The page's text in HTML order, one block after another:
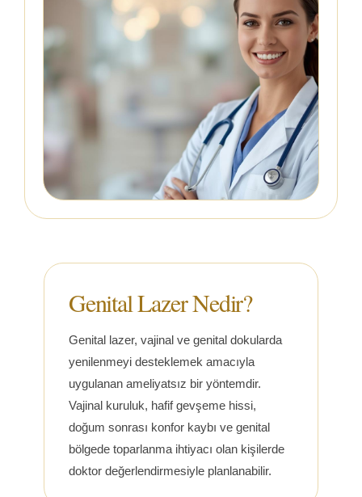
Genital Lazer Nedir?
Genital lazer, vajinal ve genital dokularda
yenilenmeyi desteklemek amacıyla
uygulanan ameliyatsız bir yöntemdir.
Vajinal kuruluk, hafif gevşeme hissi,
doğum sonrası konfor kaybı ve genital
bölgede toparlanma ihtiyacı olan kişilerde
doktor değerlendirmesiyle planlanabilir.